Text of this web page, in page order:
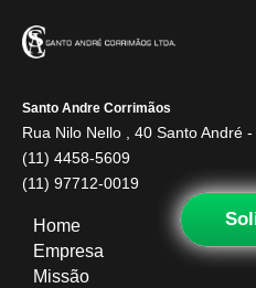
Santo Andre Corrimãos
Rua Nilo Nello , 40 Santo André
(11) 4458-5609
(11) 97712-0019
Home
Empresa
Missão